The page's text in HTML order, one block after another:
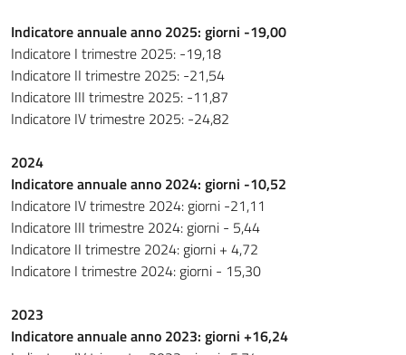
Indicatore annuale anno 2025: giorni -19,00
Indicatore I trimestre 2025: -19,18
Indicatore II trimestre 2025: -21,54
Indicatore III trimestre 2025: -11,87
Indicatore IV trimestre 2025: -24,82
2024
Indicatore annuale anno 2024: giorni -10,52
Indicatore IV trimestre 2024: giorni -21,11
Indicatore III trimestre 2024: giorni - 5,44
Indicatore II trimestre 2024: giorni + 4,72
Indicatore I trimestre 2024: giorni - 15,30
2023
Indicatore annuale anno 2023: giorni +16,24